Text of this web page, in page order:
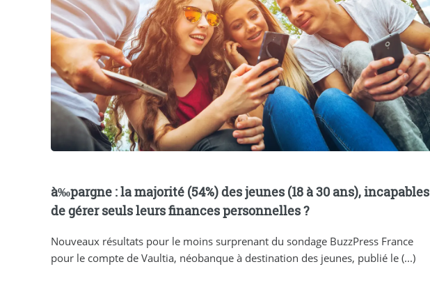
à‰pargne : la majorité (54%) des jeunes (18 à 30 ans), incapables
de gérer seuls leurs finances personnelles ?
Nouveaux résultats pour le moins surprenant du sondage BuzzPress France
pour le compte de Vaultia, néobanque à destination des jeunes, publié le (...)